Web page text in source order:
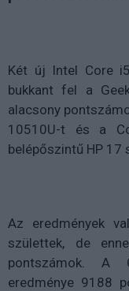
Két új Intel Core
bukkant fel a
alacsony
10510U-t és a
belépőszintű HP 17
Az eredmények
születtek, de
pontszámok. A
eredménye 9188